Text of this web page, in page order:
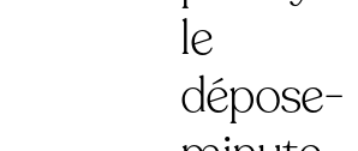
le
dépose-